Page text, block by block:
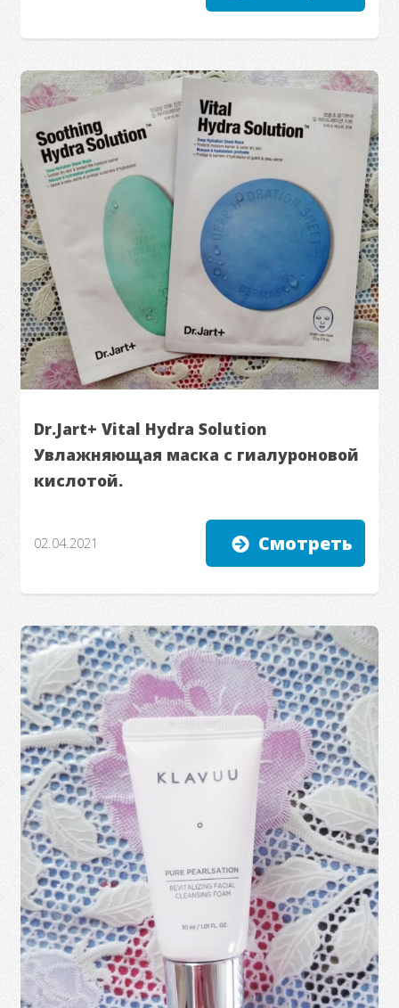
Dr.Jart+ Vital Hydra Solution
Увлажняющая маска с гиалуроновой
кислотой.
02.04.2021 Смотреть